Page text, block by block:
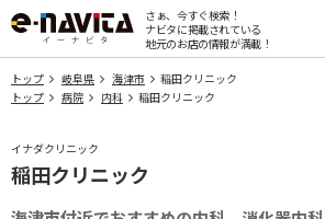
さぁ、今すぐ検索！
ナビタに掲載されている
地元のお店の情報が満載！
トップ 岐阜県 海津市
稲田クリニック
トップ
病院 内科 稲田クリニック
イナダクリニック
稲田クリニック